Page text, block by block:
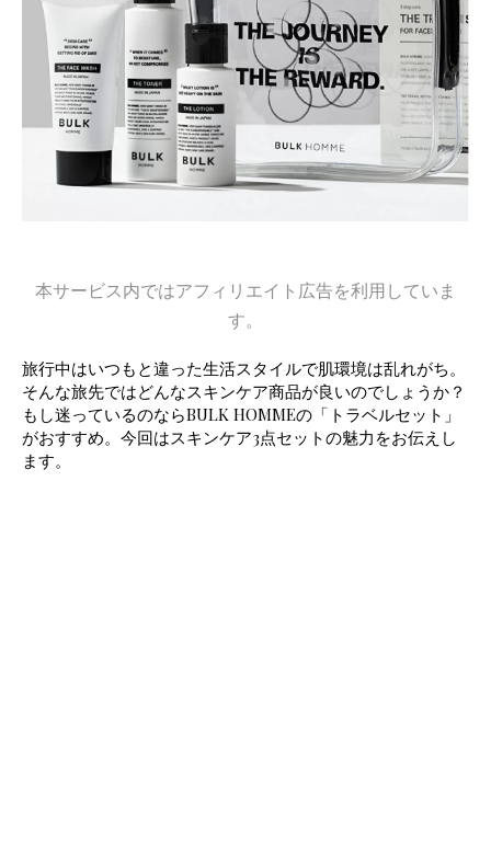
本サービス内ではアフィリエイト広告を利用していま
す。
旅行中はいつもと違った生活スタイルで肌環境は乱れがち。
そんな旅先ではどんなスキンケア商品が良いのでしょうか？
もし迷っているのならBULK HOMMEの「トラベルセット」
がおすすめ。今回はスキンケア3点セットの魅力をお伝えし
ます。